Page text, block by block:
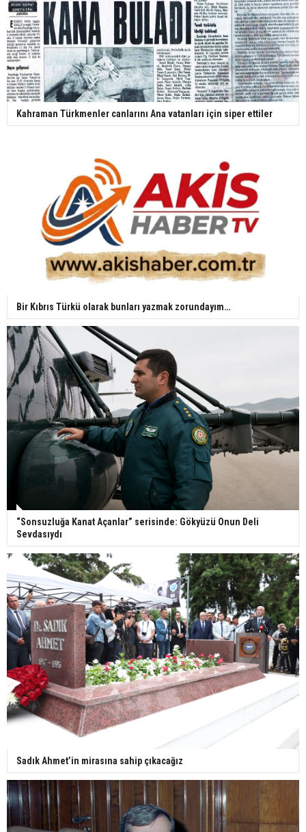
Kahraman Türkmenler canlarını Ana vatanları için siper ettiler
Bir Kıbrıs Türkü olarak bunları yazmak zorundayım…
“Sonsuzluğa Kanat Açanlar” serisinde: Gökyüzü Onun Deli
Sevdasıydı
Sadık Ahmet’in mirasına sahip çıkacağız